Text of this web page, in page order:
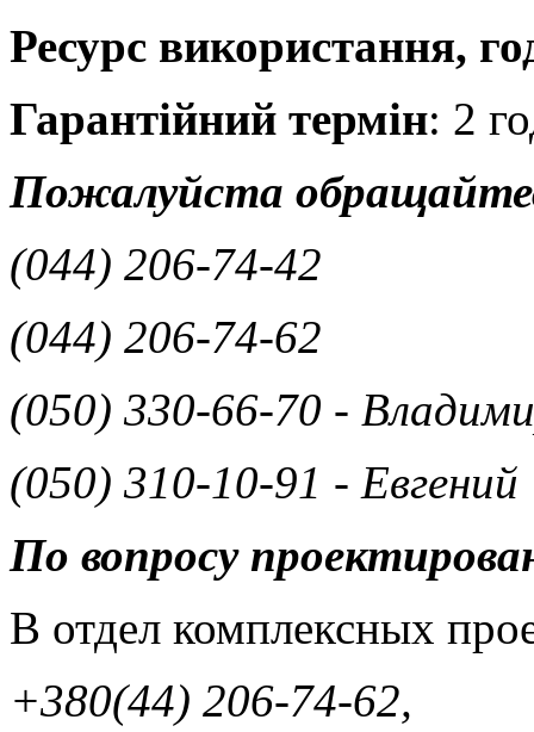
Ресурс використання,
Гарантійний термін: 2
Пожалуйста
(044) 206-74-42
(044) 206-74-62
(050) 330-66-70 -
(050) 310-10-91 - Евгений
По вопросу
В отдел комплексных
+380(44) 206-74-62,